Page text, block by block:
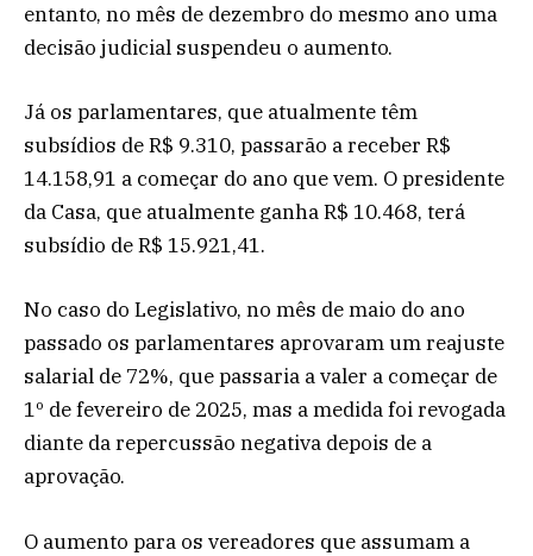
entanto, no mês de dezembro do mesmo ano uma
decisão judicial suspendeu o aumento.
Já os parlamentares, que atualmente têm
subsídios de R$ 9.310, passarão a receber R$
14.158,91 a começar do ano que vem. O presidente
da Casa, que atualmente ganha R$ 10.468, terá
subsídio de R$ 15.921,41.
No caso do Legislativo, no mês de maio do ano
passado os parlamentares aprovaram um reajuste
salarial de 72%, que passaria a valer a começar de
1º de fevereiro de 2025, mas a medida foi revogada
diante da repercussão negativa depois de a
aprovação.
O aumento para os vereadores que assumam a